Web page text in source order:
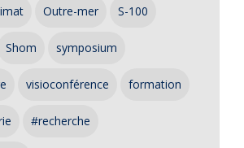
Outre-mer S-100
Shom symposium
visioconférence formation
#recherche